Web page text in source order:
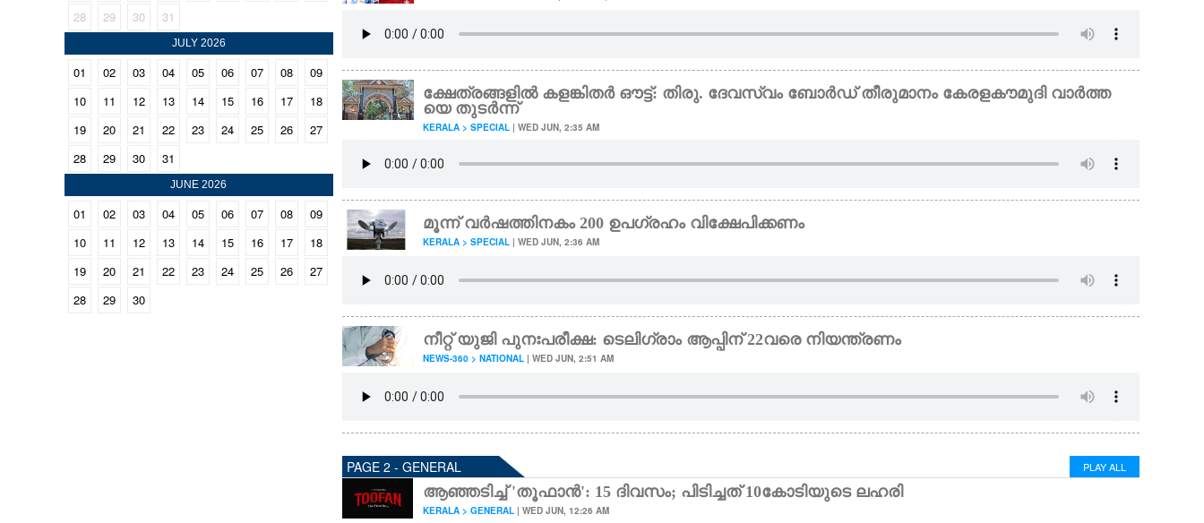
LIFESTYLE
28
29 30 31
JULY 2026
01 02 03 04 05 06 07 08
09
10
11 12 13 14 15 16 17
18
19
20 21 22 23 24 25 26
27
28
29 30 31
JUNE 2026
01 02 03 04 05 06 07 08
09
10
11 12 13 14 15 16 17
18
19
20 21 22 23 24 25 26
27
28
29 30
ക്ഷേത്രങ്ങളിൽ കളങ്കിതർ ഔട്ട്: തിരു. ദേവസ്വം ബോർഡ് തീരുമാനം കേരളകൗമുദി വാർത്ത
യെ തുടർന്ന്
KERALA > SPECIAL| WED JUN, 2:35 AM
മൂന്ന് വർഷത്തിനകം 200 ഉപഗ്രഹം വിക്ഷേപിക്കണം
KERALA > SPECIAL| WED JUN, 2:36 AM
നീറ്റ് യുജി പുനഃപരീക്ഷ: ടെലിഗ്രാം ആപ്പിന് 22വരെ നിയന്ത്രണം
NEWS-360 > NATIONAL| WED JUN, 2:51 AM
PAGE 2 - GENERAL PLAY ALL
ആഞ്ഞടിച്ച് 'തൂഫാൻ': 15 ദിവസം; പിടിച്ചത് 10കോടിയുടെ ലഹരി
KERALA > GENERAL| WED JUN, 12:26 AM